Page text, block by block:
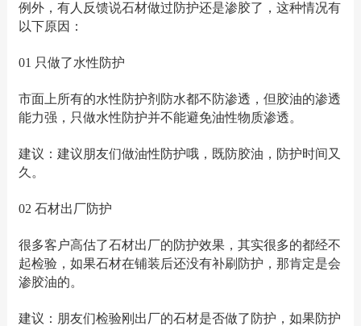
例外，有人反馈说石材做过防护还是渗胶了，这种情况有
以下原因：
01 只做了水性防护
市面上所有的水性防护剂防水都不防渗透，但胶油的渗透
能力强，只做水性防护并不能避免油性物质渗透。
建议：建议朋友们做油性防护哦，既防胶油，防护时间又
久。
02 石材出厂防护
很多客户高估了石材出厂的防护效果，其实很多的都经不
起检验，如果石材在铺装后还没有补刷防护，那肯定是会
渗胶油的。
建议：朋友们检验刚出厂的石材是否做了防护，如果防护